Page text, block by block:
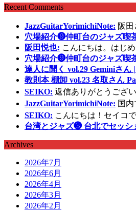
Recent Comments
JazzGuitarYorimichiNote: 阪
穴場紹介❾仲町台のジャズ喫
阪田悦也: こんにちは。はじ
穴場紹介❾仲町台のジャズ喫
達人に聞く vol.29 Geminiさ
教則本 棚卸 vol.23 名取さん
SEIKO: 返信ありがとうござ
JazzGuitarYorimichiNote: 国
SEIKO: こんにちは！セイコ
台湾とジャズ❸ 台北でセッシ
Archives
2026年7月
2026年6月
2026年4月
2026年3月
2026年2月